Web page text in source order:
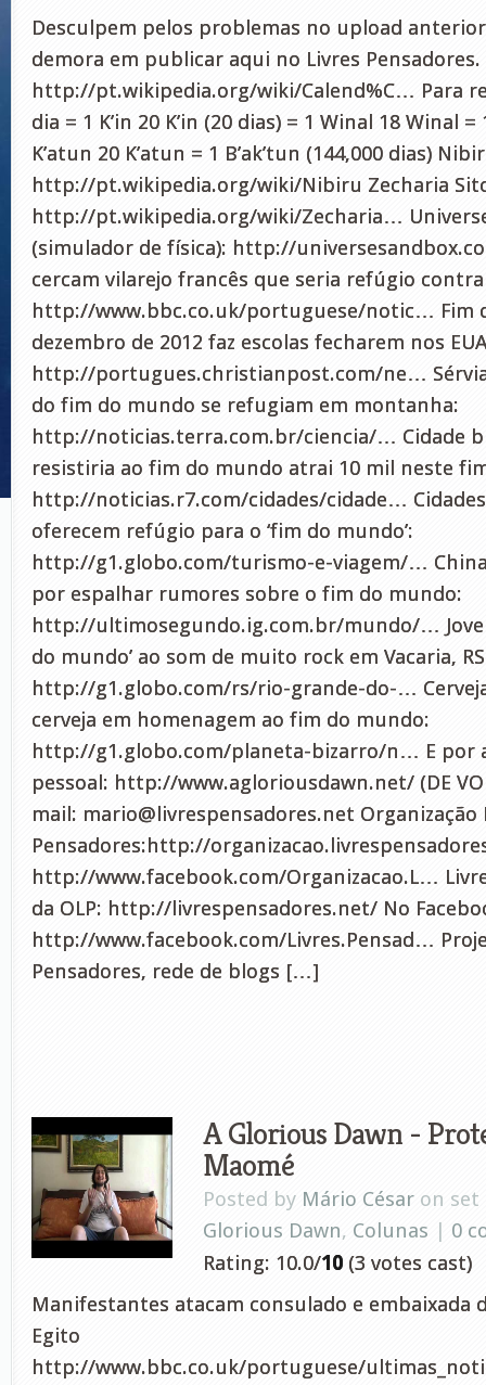
Desculpem pelos problemas no upload
demora em publicar aqui no Livres
http://pt.wikipedia.org/wiki/Calend%C… Para
dia = 1 K’in 20 K’in (20 dias) = 1 Winal 18 Winal
K’atun 20 K’atun = 1 B’ak’tun (144,000 dias)
http://pt.wikipedia.org/wiki/Nibiru Zecharia
http://pt.wikipedia.org/wiki/Zecharia…
(simulador de física): http://
cercam vilarejo francês que seria refúgio contra
http://www.bbc.co.uk/portuguese/notic… Fim
dezembro de 2012 faz escolas fecharem nos
http://portugues.christianpost.com/ne…
do fim do mundo se refugiam em montanha:
http://noticias.terra.com.br/ciencia/… Cidade
resistiria ao fim do mundo atrai 10 mil neste
http://noticias.r7.com/cidades/cidade…
oferecem refúgio para o ‘fim do mundo’:
http://g1.globo.com/turismo-e-viagem/…
por espalhar rumores sobre o fim do mundo:
http://ultimosegundo.ig.com.br/mundo/…
do mundo’ ao som de muito rock em Vacaria,
http://g1.globo.com/rs/rio-grande-do-…
cerveja em homenagem ao fim do mundo:
http://g1.globo.com/planeta-bizarro/n… E
pessoal: http://www.agloriousdawn.net/ (DE
mail: mario@livrespensadores.net Organização
Pensadores:http://
http://www.facebook.com/Organizacao.L…
da OLP: http://livrespensadores.net/ No
http://www.facebook.com/Livres.Pensad…
Pensadores, rede de blogs […]
A Glorious Dawn -
Maomé
Posted by Mário César on set
Glorious Dawn, Colunas | 0
Rating: 10.0/10 (3 votes cast)
Manifestantes atacam consulado e embaixada
Egito
http://www.bbc.co.uk/portuguese/